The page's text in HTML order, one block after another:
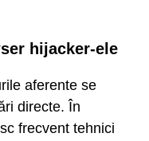
hijacker-ele
aferente se
directe. În
frecvent tehnici